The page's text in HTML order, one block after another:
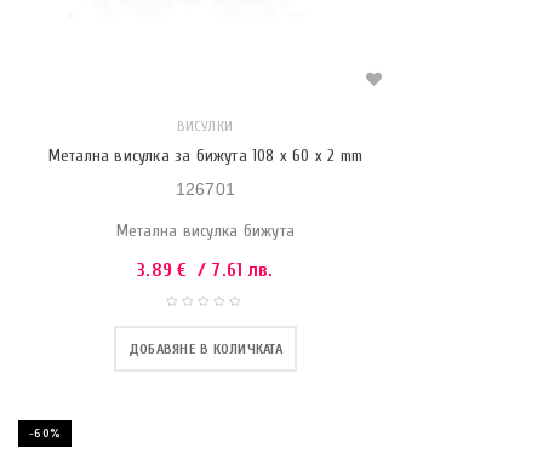
ВИСУЛКИ
Метална висулка за бижута 108 x 60 x 2 mm
126701
Метална висулка бижута
3.89€ / 7.61 лв.
ДОБАВЯНЕ В КОЛИЧКАТА
-60%